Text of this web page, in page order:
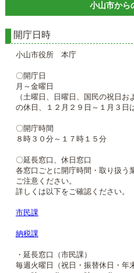
小山市から
開庁日時
小山市役所 本庁
〇開庁日
月～金曜日
（土曜日、日曜日、国民の祝日
の休日、１２月２９日～１月３日
〇開庁時間
８時３０分～１７時１５分
〇延長窓口、休日窓口
各窓口ごとに開庁時間・取り扱う
ご注意ください。
詳しくは以下をご確認ください。
市民課
納税課
・延長窓口（市民課）
毎週火曜日（祝日・振替休日・年